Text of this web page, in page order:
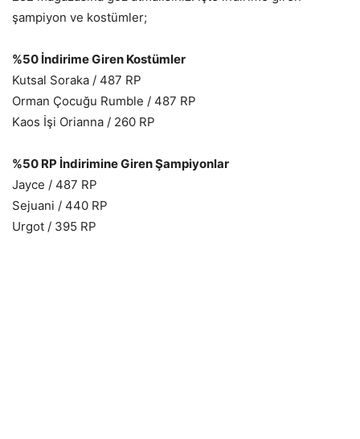
şampiyon ve kostümler;
%50 İndirime Giren Kostümler
Kutsal Soraka / 487 RP
Orman Çocuğu Rumble / 487 RP
Kaos İşi Orianna / 260 RP
%50 RP İndirimine Giren Şampiyonlar
Jayce / 487 RP
Sejuani / 440 RP
Urgot / 395 RP